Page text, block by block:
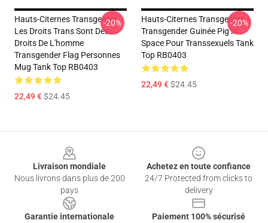
Hauts-Citernes Transgenres -
Les Droits Trans Sont Des
Droits De L'homme
Transgender Flag Personnes
Mug Tank Top RB0403
22,49 €$24.45
-20%
Hauts-Citernes Transgenres -
Transgender Guinée Pig In
Space Pour Transsexuels Tank
Top RB0403
22,49 €$24.45
-20%
Livraison mondiale
Nous livrons dans plus de 200
pays
Achetez en toute confiance
24/7 Protected from clicks to
delivery
Garantie internationale
Paiement 100% sécurisé